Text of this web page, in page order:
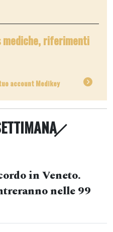
mediche, riferimenti
account Medikey
in Veneto.
nelle 99